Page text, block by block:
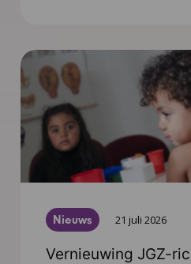
Nieuws 21 juli 2026
Vernieuwing JGZ-